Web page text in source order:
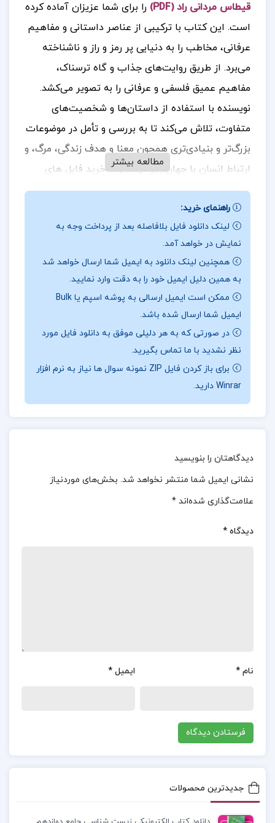
قیطاس مردانی راد (PDF)
را برای شما عزیزان آماده کرده
است. این کتاب با ترکیبی از عناصر داستانی و مفاهیم
عرفانی، مخاطب را به دنیایی پر رمز و راز و ناشناخته
می‌برد. از طریق روایت‌های جذاب و گاه ترسناک،
مفاهیم عمیق فلسفی و عرفانی را به تصویر می‌کشد.
نویسنده با استفاده از داستان‌ها و شخصیت‌های
متفاوت، تلاش می‌کند تا به بررسی و تأمل در موضوعات
بزرگ‌تر و بنیادی‌تری همچون معنا و هدف زندگی، مرگ، و
ارتباط انسان با جهان بپردازد. جهت خرید فایل های
بیشتر پروژه کدهرا دنبال کنید
درباره نویسنده کتاب موکل قیطاس مردانی راد :
داستان‌ها به گونه‌ای نوشته شده‌اند که خواننده را به
تفکر و تأمل وامی‌دارند و در عین حال او را در دنیای
خیالی خود غرق می‌کنند. تجربه خواندن این کتاب،
تجربه‌ای متفاوت و عمیق است که همزمان از لحاظ
احساسی و ذهنی چالش‌برانگیز است.
موضوع کتاب موکل قیطاس مردانی راد : داستان با دو
می‌شود. مارک یازده ساله و برادر کوچکترش مخفیانه در
که قصد خودکشی دارد، مواجه می‌شوند. این مواجهه
باعث می‌شود مارک از رازی خونین و خطرناک مطلع شود:
مکان تحت پیگردترین جنازه در آمریکا. اکنون مارک در
بی‌رحم که می‌خواهد جنایتش مخفی بماند، گیر افتاده
معرفی کتاب موکل قیطاس مردانی راد :
ایالتی میسی سیپی، به وکالت در شهر آکسفورد مشغول
پس از چند سال، گریشام از این کار کناره‌گیری کرد. اما
گریشام با نوشتن اولین کتابش “زمانی برای کشتن” که
مطالعه بیشتر
راهنمای خرید:
لینک دانلود فایل بلافاصله بعد از پرداخت وجه به
نمایش در خواهد آمد.
همچنین لینک دانلود به ایمیل شما ارسال خواهد شد
به همین دلیل ایمیل خود را به دقت وارد نمایید.
ممکن است ایمیل ارسالی به پوشه اسپم یا Bulk
ایمیل شما ارسال شده باشد.
در صورتی که به هر دلیلی موفق به دانلود فایل مورد
نظر نشدید با ما تماس بگیرید.
برای باز کردن فایل ZIP نمونه سوال ها نیاز به نرم افزار
Winrar دارید.
دیدگاهتان را بنویسید
نشانی ایمیل شما منتشر نخواهد شد. بخش‌های موردنیاز
علامت‌گذاری شده‌اند *
دیدگاه *
نام * ایمیل *
جدیدترین محصولات